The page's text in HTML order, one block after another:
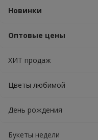
Новинки
Оптовые цены
ХИТ продаж
Цветы любимой
День рождения
Букеты недели